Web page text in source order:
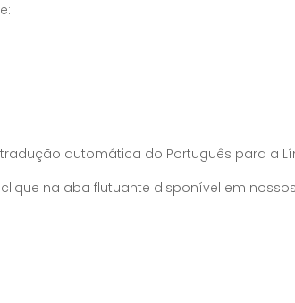
automática do Português para a
na aba flutuante disponível em